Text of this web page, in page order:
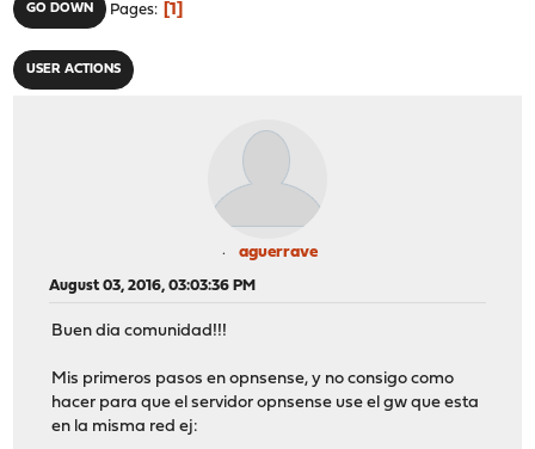
GO DOWN Pages 1
USER ACTIONS
aguerrave
August 03, 2016, 03:03:36 PM
Buen dia comunidad!!!
Mis primeros pasos en opnsense, y no consigo como
hacer para que el servidor opnsense use el gw que esta
en la misma red ej: